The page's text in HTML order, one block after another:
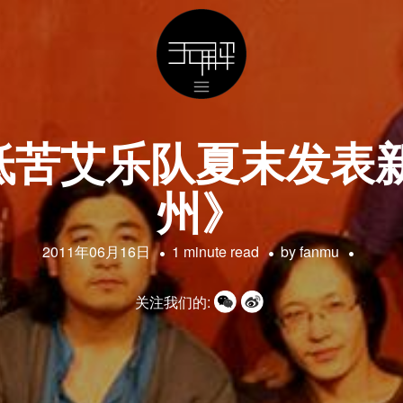
艾乐队夏末发表
州》
2011年06月16日 1 minute read byfanmu
关注我们的: